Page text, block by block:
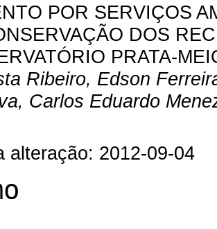
POR SERVIÇOS
DOS
PRATA-
Ribeiro, Edson
Carlos Eduardo
alteração: 2012-09-04